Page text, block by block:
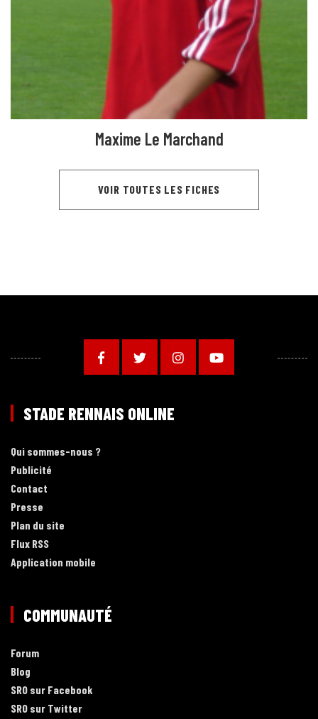
Maxime Le Marchand
VOIR TOUTES LES FICHES
STADE RENNAIS ONLINE
Qui sommes-nous ?
Publicité
Contact
Presse
Plan du site
Flux RSS
Application mobile
COMMUNAUTÉ
Forum
Blog
SRO sur Facebook
SRO sur Twitter